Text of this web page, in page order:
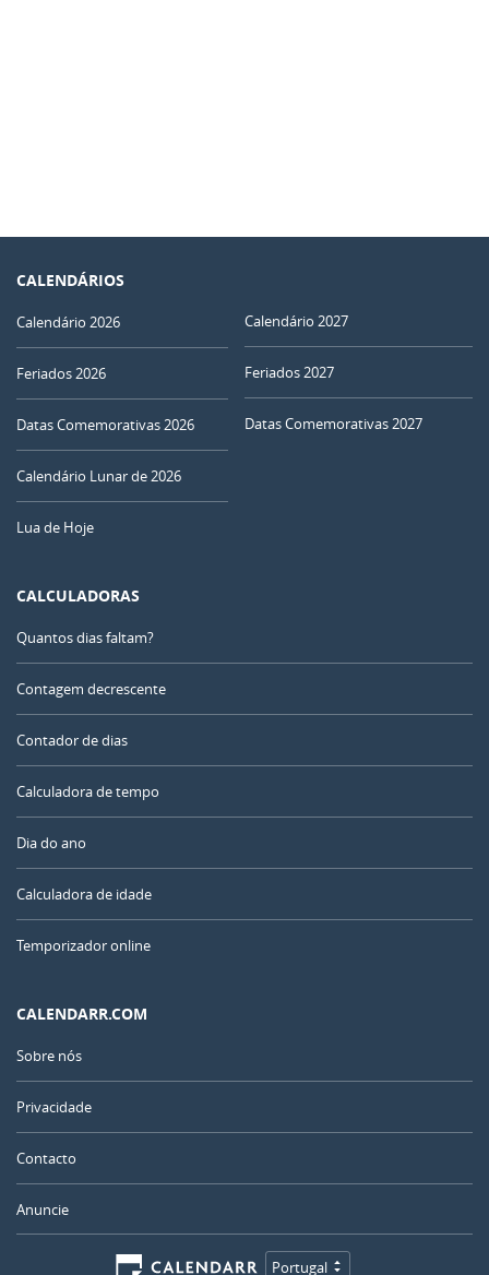
CALENDÁRIOS
Calendário 2026
Feriados 2026
Datas Comemorativas 2026
Calendário Lunar de 2026
Lua de Hoje
Calendário 2027
Feriados 2027
Datas Comemorativas 2027
CALCULADORAS
Quantos dias faltam?
Contagem decrescente
Contador de dias
Calculadora de tempo
Dia do ano
Calculadora de idade
Temporizador online
CALENDARR.COM
Sobre nós
Privacidade
Contacto
Anuncie
Portugal